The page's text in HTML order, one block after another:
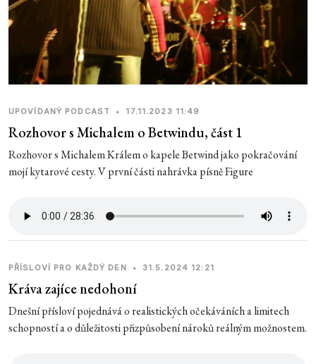
UPOVÍDANÝ PODCAST • 17.11.2023 11:49
Rozhovor s Michalem o Betwindu, část 1
Rozhovor s Michalem Králem o kapele Betwind jako pokračování
mojí kytarové cesty. V první části nahrávka písně Figure
PŘÍSLOVÍ PRO KAŽDÝ DEN • 31.5.2024 12:21
Kráva zajíce nedohoní
Dnešní přísloví pojednává o realistických očekáváních a limitech
schopností a o důležitosti přizpůsobení nároků reálným možnostem.